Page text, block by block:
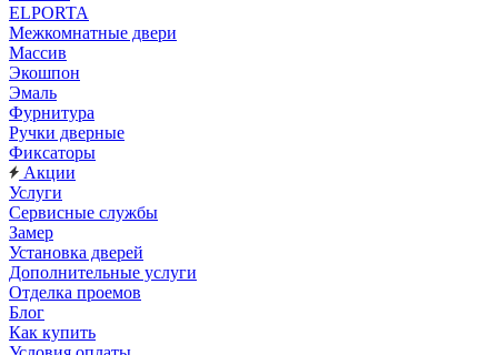
ELPORTA
Межкомнатные двери
Массив
Экошпон
Эмаль
Фурнитура
Ручки дверные
Фиксаторы
Акции
Услуги
Сервисные службы
Замер
Установка дверей
Дополнительные услуги
Отделка проемов
Блог
Как купить